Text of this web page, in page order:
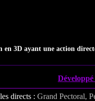
en 3D ayant une action
directs : Grand Pectoral,